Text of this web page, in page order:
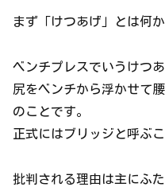
まず「けつあげ」とは何
ベンチプレスでいうけつ
尻をベンチから浮かせて
のことです。
正式にはブリッジと呼ぶ
批判される理由は主にふ